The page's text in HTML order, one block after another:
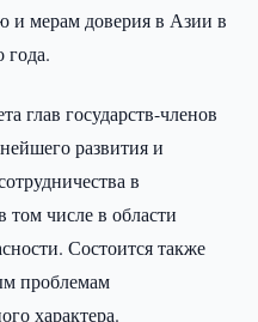
и мерам доверия в Азии в
года.
глав государств-членов
развития и
в
том числе в области
Состоится также
проблемам
характера.